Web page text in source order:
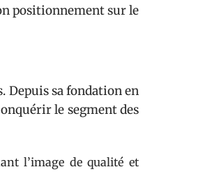
positionnement sur le
Depuis sa fondation en
le segment des
l’image de qualité et